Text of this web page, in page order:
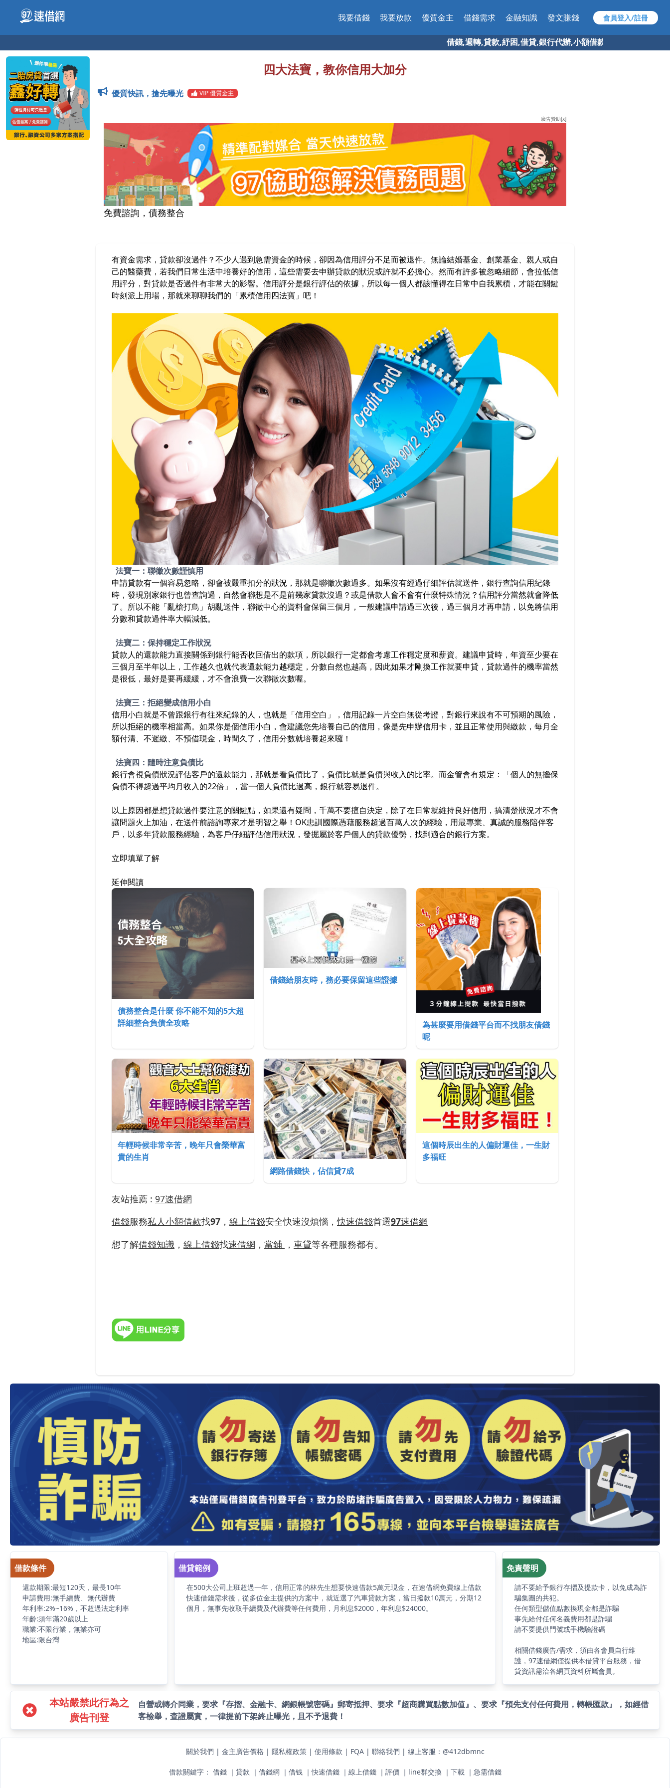
我要借錢 我要放款 優質金主 借錢需求 金融知識 發文賺錢 會員登入/註冊
借錢,週轉,貸款,紓困,借貸,銀行代辦,小額借款,快速借錢 找 97速借網 ，解
四大法寶，教你信用大加分
優質快訊，搶先曝光 VIP 優質金主
廣告贊助[x]
免費諮詢，債務整合
有資金需求，貸款卻沒過件？不少人遇到急需資金的時候，卻因為信用評分不足而被退件。無論結婚基金、創業基金、親人或自
己的醫藥費，若我們日常生活中培養好的信用，這些需要去申辦貸款的狀況或許就不必擔心。然而有許多被忽略細節，會拉低信
用評分，對貸款是否過件有非常大的影響。信用評分是銀行評估的依據，所以每一個人都該懂得在日常中自我累積，才能在關鍵
時刻派上用場，那就來聊聊我們的「累積信用四法寶」吧！
法寶一：聯徵次數謹慎用
申請貸款有一個容易忽略，卻會被嚴重扣分的狀況，那就是聯徵次數過多。如果沒有經過仔細評估就送件，銀行查詢信用紀錄
時，發現別家銀行也曾查詢過，自然會聯想是不是前幾家貸款沒過？或是借款人會不會有什麼特殊情況？信用評分當然就會降低
了。所以不能「亂槍打鳥」胡亂送件，聯徵中心的資料會保留三個月，一般建議申請過三次後，過三個月才再申請，以免將信用
分數和貸款過件率大幅減低。
法寶二：保持穩定工作狀況
貸款人的還款能力直接關係到銀行能否收回借出的款項，所以銀行一定都會考慮工作穩定度和薪資。建議申貸時，年資至少要在
三個月至半年以上，工作越久也就代表還款能力越穩定，分數自然也越高，因此如果才剛換工作就要申貸，貸款過件的機率當然
是很低，最好是要再緩緩，才不會浪費一次聯徵次數喔。
法寶三：拒絕變成信用小白
信用小白就是不曾跟銀行有往來紀錄的人，也就是「信用空白」，信用記錄一片空白無從考證，對銀行來說有不可預期的風險，
所以拒絕的機率相當高。如果你是個信用小白，會建議您先培養自己的信用，像是先申辦信用卡，並且正常使用與繳款，每月全
額付清、不遲繳、不預借現金，時間久了，信用分數就培養起來囉！
法寶四：隨時注意負債比
銀行會視負債狀況評估客戶的還款能力，那就是看負債比了，負債比就是負債與收入的比率。而金管會有規定：「個人的無擔保
負債不得超過平均月收入的22倍」，當一個人負債比過高，銀行就容易退件。
以上原因都是想貸款過件要注意的關鍵點，如果還有疑問，千萬不要擅自決定，除了在日常就維持良好信用，搞清楚狀況才不會
讓問題火上加油，在送件前諮詢專家才是明智之舉！OK忠訓國際憑藉服務超過百萬人次的經驗，用最專業、真誠的服務陪伴客
戶，以多年貸款服務經驗，為客戶仔細評估信用狀況，發掘屬於客戶個人的貸款優勢，找到適合的銀行方案。
立即填單了解
延伸閱讀
債務整合是什麼 你不能不知的5大超
詳細整合負債全攻略
借錢給朋友時，務必要保留這些證據
為甚麼要用借錢平台而不找朋友借錢
呢
年輕時候非常辛苦，晚年只會榮華富
貴的生肖
網路借錢快，佔信貸7成
這個時辰出生的人偏財運佳，一生財
多福旺
友站推薦 : 97速借網
借錢服務私人小額借款找97 ， 線上借錢安全快速沒煩惱，快速借錢首選97速借網
想了解借錢知識 ， 線上借錢找速借網 ， 當鋪 ， 車貸等各種服務都有。
借款條件
還款期限:最短120天，最長10年
申請費用:無手續費、無代辦費
年利率:2%~16%，不超過法定利率
年齡:須年滿20歲以上
職業:不限行業，無業亦可
地區:限台灣
借貸範例
在500大公司上班超過一年，信用正常的林先生想要快速借款5萬元現金，在速借網免費線上借款
快速借錢需求後，從多位金主提供的方案中，就近選了汽車貸款方案，當日撥款10萬元，分期12
個月，無事先收取手續費及代辦費等任何費用，月利息$2000，年利息$24000。
免責聲明
請不要給予銀行存摺及提款卡，以免成為詐
騙集團的共犯。
任何類型儲值點數換現金都是詐騙
事先給付任何名義費用都是詐騙
請不要提供門號或手機驗證碼
相關借錢廣告/需求，須由各會員自行維
護，97速借網僅提供本借貸平台服務，借
貸資訊需洽各網頁資料所屬會員。
本站嚴禁此行為之
廣告刊登
自營或轉介同業，要求『存摺、金融卡、網銀帳號密碼』郵寄抵押、要求『超商購買點數加值』、要求『預先支付任何費用，轉帳匯款』，如經借
客檢舉，查證屬實，一律提前下架終止曝光，且不予退費！
關於我們 | 金主廣告價格| 隱私權政策| 使用條款 | FQA| 聯絡我們 | 線上客服：@412dbmnc
借款關鍵字： 借錢｜ 貸款 ｜ 借錢網｜ 借钱｜快速借錢｜ 線上借錢｜ 評價｜ line群交換｜ 下載 ｜ 急需借錢